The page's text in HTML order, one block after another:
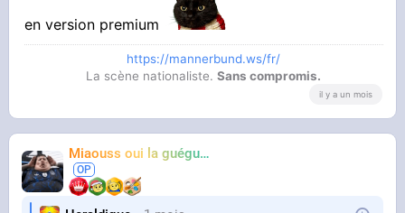
en version premium
https://mannerbund.ws/fr/
La scène nationaliste.Sans compromis.
il y a un mois
Miaouss oui la guéguérre